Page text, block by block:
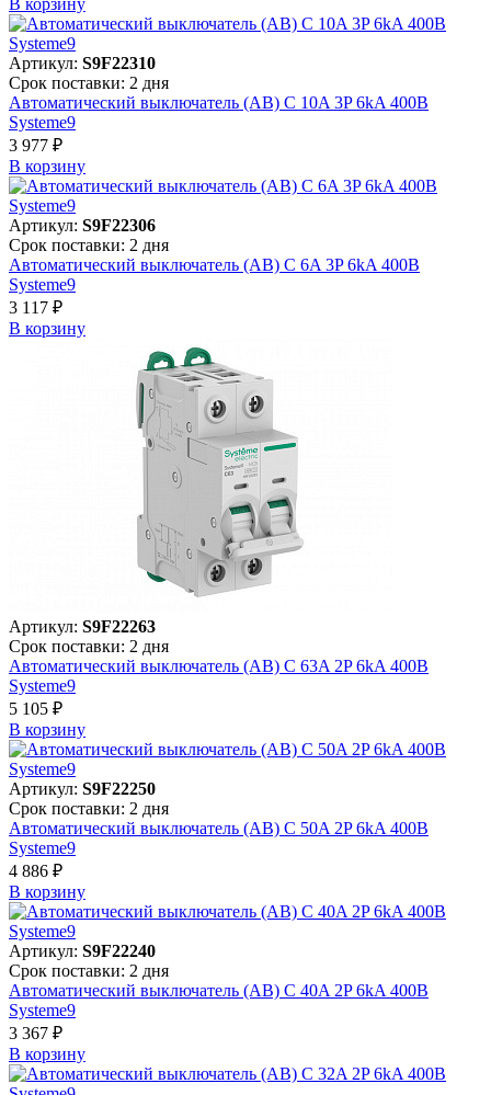
Артикул: S9F22310
Срок поставки: 2 дня
Автоматический выключатель (АВ) C 10A 3P 6kA 400В
Systeme9
3 977 ₽
В корзинy
Артикул: S9F22306
Срок поставки: 2 дня
Автоматический выключатель (АВ) C 6A 3P 6kA 400В
Systeme9
3 117 ₽
В корзинy
Артикул: S9F22263
Срок поставки: 2 дня
Автоматический выключатель (АВ) C 63A 2P 6kA 400В
Systeme9
5 105 ₽
В корзинy
Артикул: S9F22250
Срок поставки: 2 дня
Автоматический выключатель (АВ) C 50A 2P 6kA 400В
Systeme9
4 886 ₽
В корзинy
Артикул: S9F22240
Срок поставки: 2 дня
Автоматический выключатель (АВ) C 40A 2P 6kA 400В
Systeme9
3 367 ₽
В корзинy